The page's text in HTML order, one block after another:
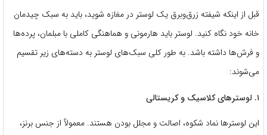
قبل از اینکه شیفته زرق‌وبرق یک لوستر در مغازه شوید، باید به سبک چیدمان
خانه خود نگاه کنید. لوستر باید هارمونی و هماهنگی کاملی با مبلمان، پرده‌ها
و فرش‌ها داشته باشد. به طور کلی سبک‌های لوستر به دسته‌های زیر تقسیم
می‌شوند:
۱. لوسترهای کلاسیک و کریستالی
این لوسترها نماد شکوه، اصالت و مجلل بودن هستند. معمولاً از جنس برنز،